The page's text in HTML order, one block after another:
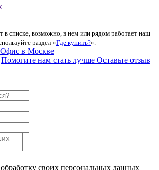
в списке, возможно, в нем или рядом работает наш
раздел «Где купить?».
Офис в Москве
Помогите нам стать лучше Оставьте отзыв
своих персональных данных